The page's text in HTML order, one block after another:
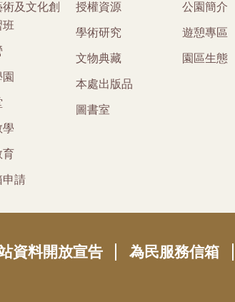
及文化創
班
學
育
申請
授權資源
學術研究
文物典藏
本處出版品
圖書室
公園簡介
遊憩專區
園區生態
資料開放宣告 為民服務信箱